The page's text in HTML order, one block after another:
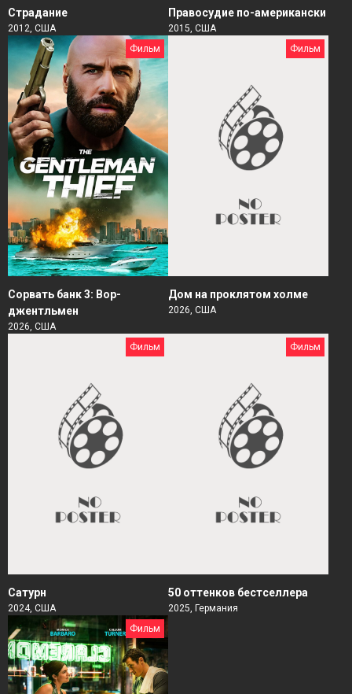
Страдание
2012, США
Правосудие по-американски
2015, США
Фильм
Сорвать банк 3: Вор-
джентльмен
2026, США
Фильм
Дом на проклятом холме
2026, США
Фильм
Сатурн
2024, США
Фильм
50 оттенков бестселлера
2025, Германия
Фильм